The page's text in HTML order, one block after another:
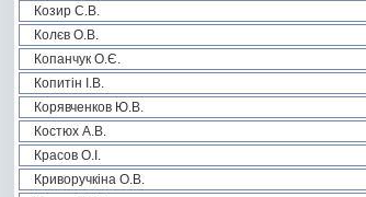
Козир С.В.
Колєв О.В.
Копанчук О.Є.
Копитін І.В.
Корявченков Ю.В.
Костюх А.В.
Красов О.І.
Криворучкіна О.В.